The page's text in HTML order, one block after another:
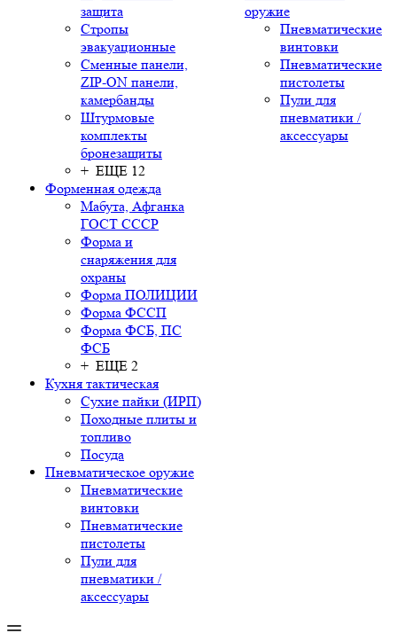
защита
Стропы
эвакуационные
Сменные панели,
ZIP-ON панели,
камербанды
Штурмовые
комплекты
бронезащиты
+ ЕЩЕ 12
Форменная одежда
Мабута, Афганка
ГОСТ СССР
Форма и
снаряжения для
охраны
Форма ПОЛИЦИИ
Форма ФССП
Форма ФСБ, ПС
ФСБ
+ ЕЩЕ 2
Кухня тактическая
Сухие пайки (ИРП)
Походные плиты и
топливо
Посуда
Пневматическое оружие
Пневматические
винтовки
Пневматические
пистолеты
Пули для
пневматики /
аксессуары
оружие
Пневматические
винтовки
Пневматические
пистолеты
Пули для
пневматики /
аксессуары